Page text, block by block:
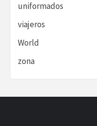
uniformados
viajeros
World
zona